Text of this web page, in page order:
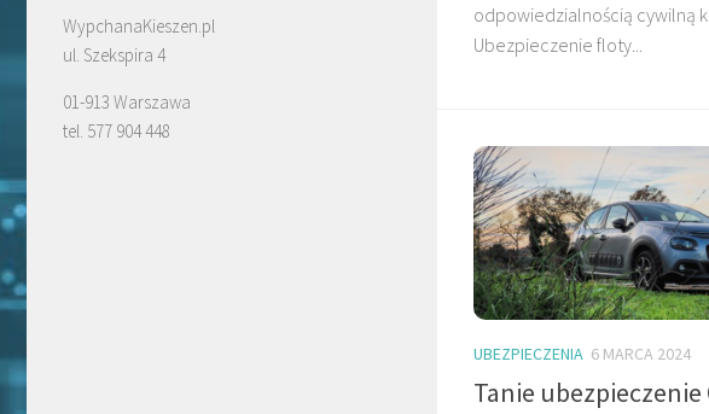
odpowiedzialnością cywilną
Ubezpieczenie floty...
UBEZPIECZENIA 6 MARCA 2024
Tanie ubezpieczenie
WypchanaKieszen.pl
ul. Szekspira 4
01-913 Warszawa
tel. 577 904 448